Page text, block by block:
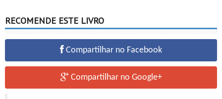
RECOMENDE ESTE LIVRO
Compartilhar no Facebook
Compartilhar no Google+